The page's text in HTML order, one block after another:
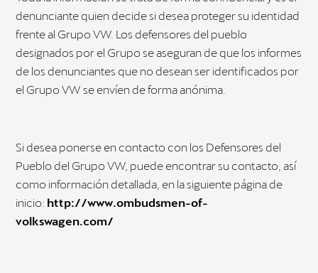
denunciante quien decide si desea proteger su identidad
frente al Grupo VW. Los defensores del pueblo
designados por el Grupo se aseguran de que los informes
de los denunciantes que no desean ser identificados por
el Grupo VW se envíen de forma anónima.
Si desea ponerse en contacto con los Defensores del
Pueblo del Grupo VW, puede encontrar su contacto, así
como información detallada, en la siguiente página de
inicio: http://www.ombudsmen-of-
volkswagen.com/